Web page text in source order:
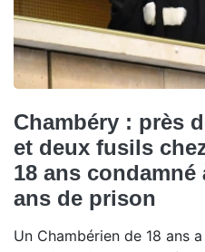
Chambéry : près
et deux fusils
18 ans
ans de prison
Un Chambérien de 18 ans